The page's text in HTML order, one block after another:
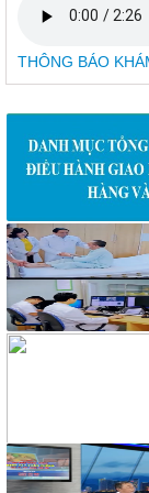
319/BCH-HCKT
V/v Mời báo giá
thông phòng,
Thư mời Báo
và tập huấn
2169/VHXH
V/v mời báo giá
truyền hoạt
khói thuốc lá
2182/VHXH
V/v mời báo giá
Tuần lễ Quốc
Nghị định Quy
Luật bảo vệ bí
THÔNG BÁO